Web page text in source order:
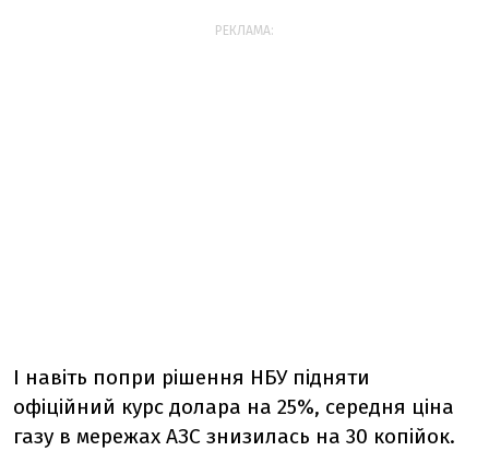
РЕКЛАМА:
І навіть попри рішення НБУ підняти
офіційний курс долара на 25%, середня ціна
газу в мережах АЗС знизилась на 30 копійок.